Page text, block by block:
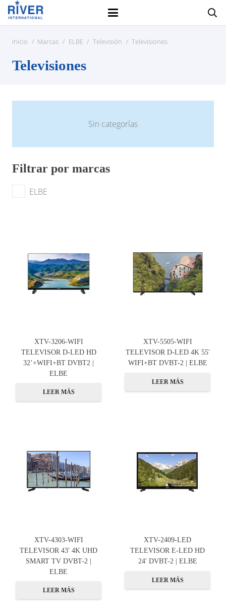
Inicio / Marcas / ELBE / Televisión / Televisiones
Televisiones
Sin categorías
Filtrar por marcas
ELBE
XTV-3206-WIFI
TELEVISOR D-LED HD
32’+WIFI+BT DVBT2 |
ELBE
LEER MÁS
XTV-5505-WIFI
TELEVISOR D-LED 4K 55′
WIFI+BT DVBT-2 | ELBE
LEER MÁS
XTV-4303-WIFI
TELEVISOR 43′ 4K UHD
SMART TV DVBT-2 |
ELBE
LEER MÁS
XTV-2409-LED
TELEVISOR E-LED HD
24′ DVBT-2 | ELBE
LEER MÁS